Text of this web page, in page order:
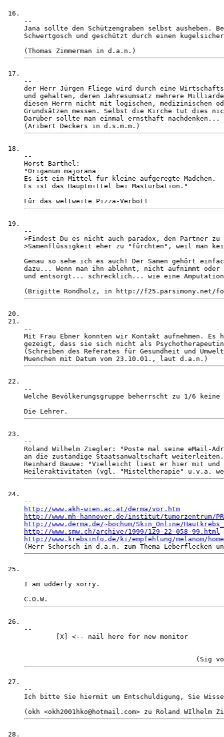
--
Jana sollte den Schützengraben selbst ausheben.
Schwertgosch und geschützt durch einen
--
der Herr Jürgen Fliege wird durch eine
und gehalten, deren Jahresumsatz mehrere
diesen Herrn nicht mit logischen, medizinischen
Grundsätzen messen. Selbst die Kirche tut dies
Darüber sollte man einmal ernsthaft nachdenken...
--
Horst Barthel:
"Origanum majorana
Es ist ein Mittel für kleine aufgeregte Mädchen.
Es ist das Hauptmittel bei Masturbation."
--
>Findest Du es nicht auch paradox, den Partner
>Samenflüssigkeit eher zu "fürchten", weil man
Genau so sehe ich es auch! Der Samen gehört
dazu... Wenn man ihn ablehnt, nicht aufnimmt
und entsorgt... schrecklich... wie eine
--
Mit Frau Ebner konnten wir Kontakt aufnehmen. Es
gezeigt, dass sie sich nicht als
(Schreiben des Referates für Gesundheit und
--
Welche Bevölkerungsgruppe beherrscht zu 1/6 keine
--
Roland Wilhelm Ziegler: "Poste mal seine eMail-
an die zuständige Staatsanwaltschaft
Reinhard Bauwe: "Vielleicht liest er hier mit
http://www.akh-wien.ac.at/derma/vor.htm
http://www.mh-hannover.de/institut/tumorzentrum/
http://www.derma.de/~bochum/Skin_Online/
http://www.smw.ch/archive/1999/129-22-058-99.html
http://www.krebsinfo.de/ki/empfehlung/melanom/
--
I am udderly sorry.
--
        [X] <-- nail here for new monitor
--
Ich bitte Sie hiermit um Entschuldigung, Sie